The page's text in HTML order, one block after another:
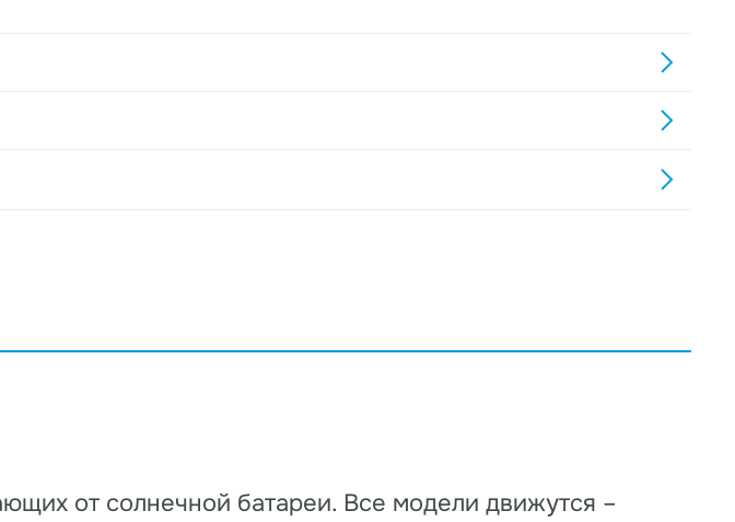
от солнечной батареи. Все модели движутся –